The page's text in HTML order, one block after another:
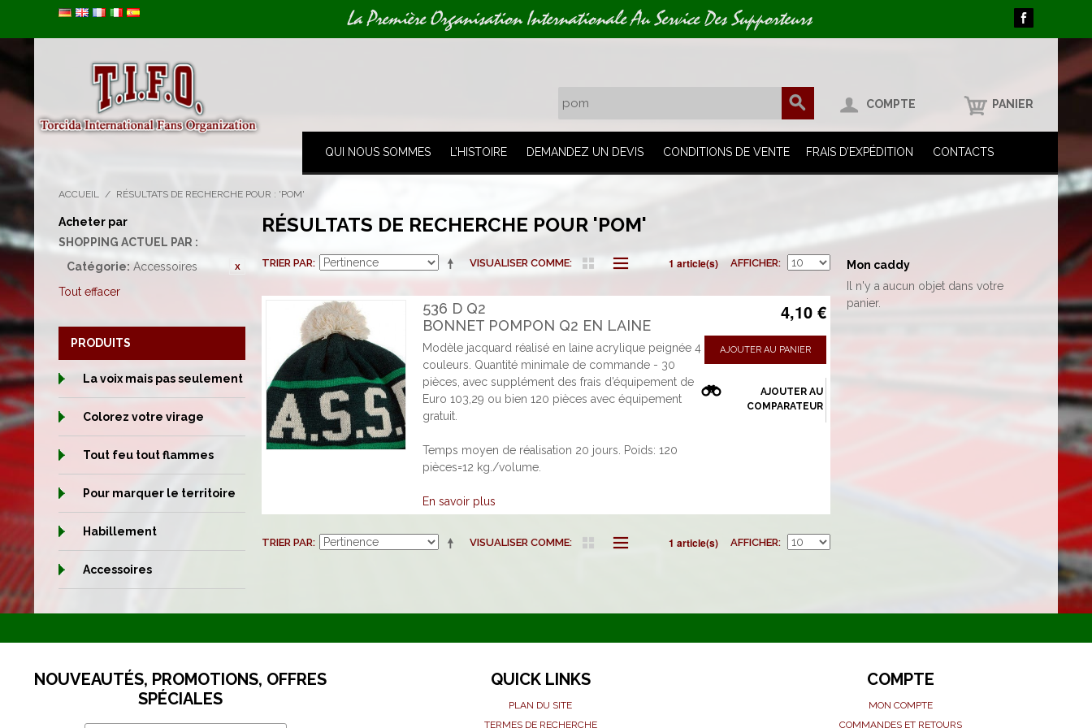
La Première Organisation Internationale Au Service Des Supporteurs
COMPTE PANIER
QUI NOUS SOMMES L’HISTOIRE DEMANDEZ UN DEVIS CONDITIONS DE VENTE FRAIS D’EXPÉDITION CONTACTS
ACCUEIL / RÉSULTATS DE RECHERCHE POUR : 'POM'
Acheter par
SHOPPING ACTUEL PAR :
Catégorie: Accessoires
Tout effacer
RÉSULTATS DE RECHERCHE POUR 'POM'
VISUALISER COMME
TRIER PAR 1 article(s) AFFICHER
536 D Q2
BONNET POMPON Q2 EN LAINE
4,10 €
AJOUTER AU PANIER
AJOUTER AU
COMPARATEUR
Modèle jacquard réalisé en laine acrylique peignée 4
couleurs. Quantité minimale de commande - 30
pièces, avec supplément des frais d’équipement de
Euro 103,29 ou bien 120 pièces avec équipement
gratuit.
Temps moyen de réalisation 20 jours. Poids: 120
pièces=12 kg./volume.
En savoir plus
VISUALISER COMME
TRIER PAR 1 article(s) AFFICHER
PRODUITS
La voix mais pas seulement
Colorez votre virage
Tout feu tout flammes
Pour marquer le territoire
Habillement
Accessoires
Mon caddy
Il n'y a aucun objet dans votre
panier.
NOUVEAUTÉS, PROMOTIONS, OFFRES
SPÉCIALES
QUICK LINKS
PLAN DU SITE
TERMES DE RECHERCHE
COMPTE
MON COMPTE
COMMANDES ET RETOURS